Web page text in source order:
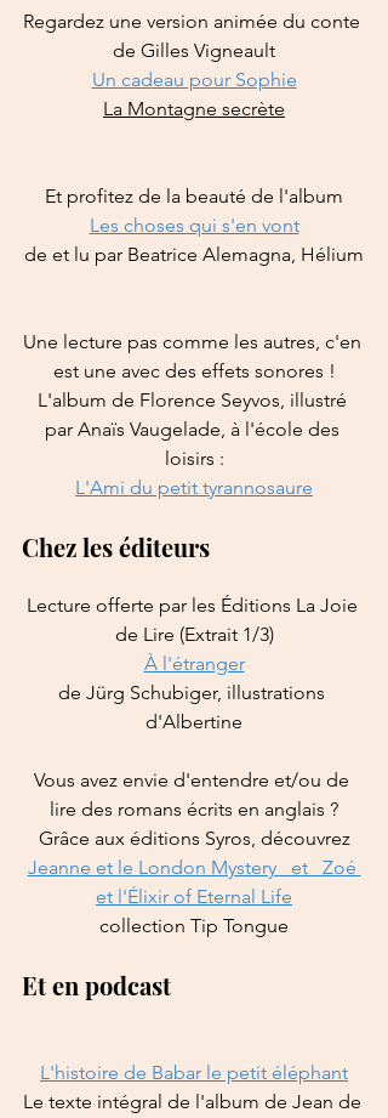
Regardez une version animée du conte
de Gilles Vigneault
Un cadeau pour Sophie
La Montagne secrète
Et profitez de la beauté de l'album
Les choses qui s'en vont
de et lu par Beatrice Alemagna, Hélium
Une lecture pas comme les autres, c'en
est une avec des effets sonores !
L'album de Florence Seyvos, illustré
par Anaïs Vaugelade, à l'école des
loisirs :
L'Ami du petit tyrannosaure
Chez les éditeurs
Lecture offerte par les Éditions La Joie
de Lire (Extrait 1/3)
À l'étranger
de Jürg Schubiger, illustrations
d'Albertine
Vous avez envie d'entendre et/ou de
lire des romans écrits en anglais ?
Grâce aux éditions Syros, découvrez
Jeanne et le London Mystery   et   Zoé
et l'Élixir of Eternal Life
collection Tip Tongue
Et en podcast
L'histoire de Babar le petit éléphant
Le texte intégral de l'album de Jean de